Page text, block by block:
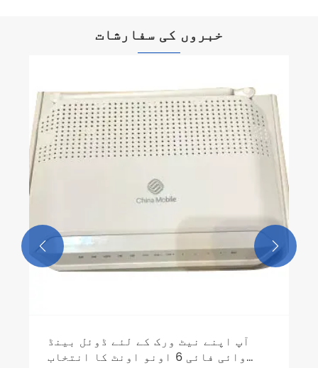
خبروں کی سفارشات
آپ اپنے نیٹ ورک کے لئے ڈوئل بینڈ
وائی فائی 6 اونو اونٹ کا انتخاب
 